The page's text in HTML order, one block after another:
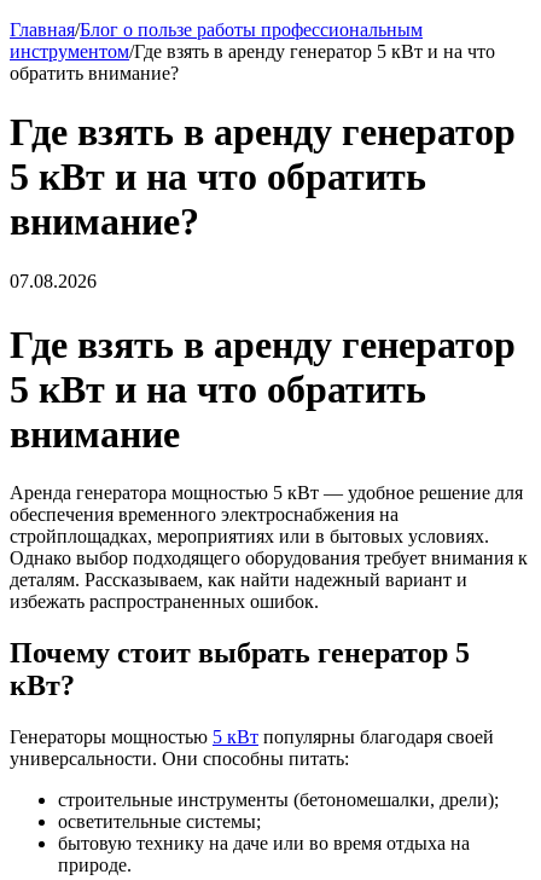
Главная/Блог о пользе работы профессиональным
инструментом/Где взять в аренду генератор 5 кВт и на что
обратить внимание?
Где взять в аренду генератор
5 кВт и на что обратить
внимание?
07.08.2026
Где взять в аренду генератор
5 кВт и на что обратить
внимание
Аренда генератора мощностью 5 кВт — удобное решение для
обеспечения временного электроснабжения на
стройплощадках, мероприятиях или в бытовых условиях.
Однако выбор подходящего оборудования требует внимания к
деталям. Рассказываем, как найти надежный вариант и
избежать распространенных ошибок.
Почему стоит выбрать генератор 5
кВт?
Генераторы мощностью 5 кВт популярны благодаря своей
универсальности. Они способны питать:
строительные инструменты (бетономешалки, дрели);
осветительные системы;
бытовую технику на даче или во время отдыха на
природе.